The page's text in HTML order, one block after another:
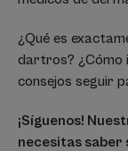
¿Qué es
dartros? ¿Cómo
consejos seguir
¡Síguenos!
necesitas